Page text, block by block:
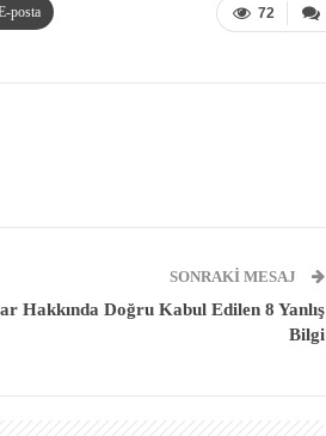
72
posta
SONRAKI MESAJ
Hakkında Doğru Kabul Edilen 8 Yanlış
Bilgi